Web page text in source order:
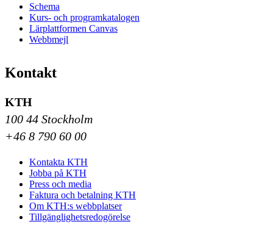
Schema
Kurs- och programkatalogen
Lärplattformen Canvas
Webbmejl
Kontakt
KTH
100 44 Stockholm
+46 8 790 60 00
Kontakta KTH
Jobba på KTH
Press och media
Faktura och betalning KTH
Om KTH:s webbplatser
Tillgänglighetsredogörelse